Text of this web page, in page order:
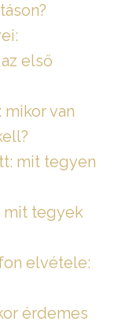
első
van
mit tegyen
mit tegyek
elvétele:
érdemes